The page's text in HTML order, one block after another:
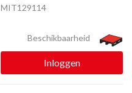
MIT129114
Beschikbaarheid
Inloggen